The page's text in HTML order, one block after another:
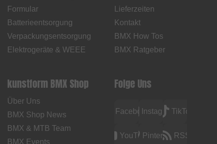
Formular
Batterieentsorgung
Verpackungsentsorgung
Elektrogeräte & WEEE
Lieferzeiten
Kontakt
BMX How Tos
BMX Ratgeber
kunstform BMX Shop
Über Uns
BMX Shop News
BMX & MTB Team
BMX Events
Folge Uns
FacebookInstagramTikTok
YouTubePinterest RSS